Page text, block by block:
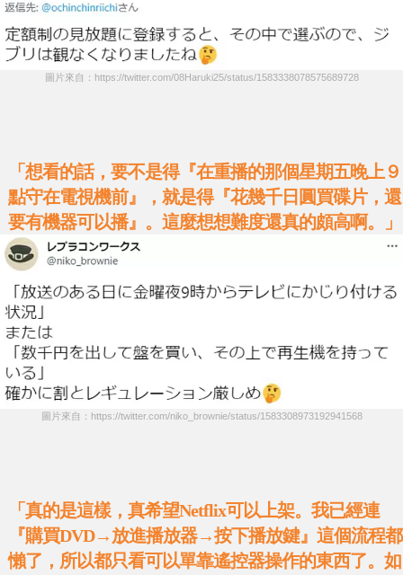
圖片來自：https://twitter.com/08Haruki25/status/1583338078575689728
「想看的話，要不是得『在重播的那個星期五晚上９
點守在電視機前』，就是得『花幾千日圓買碟片，還
要有機器可以播』。這麼想想難度還真的頗高啊。」
圖片來自：https://twitter.com/niko_brownie/status/1583308973192941568
「真的是這樣，真希望Netflix可以上架。我已經連
『購買DVD→放進播放器→按下播放鍵』這個流程都
懶了，所以都只看可以單靠遙控器操作的東西了。如